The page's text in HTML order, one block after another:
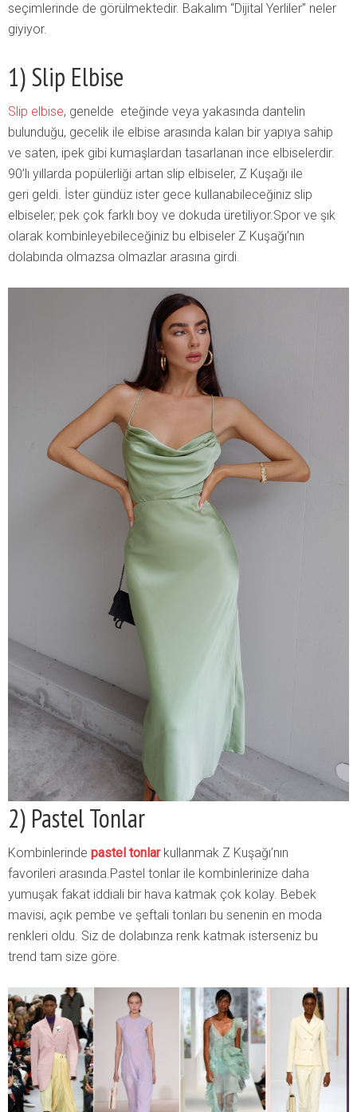
seçimlerinde de görülmektedir. Bakalım “Dijital Yerliler” neler
giyiyor.
1) Slip Elbise
Slip elbise, genelde eteğinde veya yakasında dantelin
bulunduğu, gecelik ile elbise arasında kalan bir yapıya sahip
ve saten, ipek gibi kumaşlardan tasarlanan ince elbiselerdir.
90’lı yıllarda popülerliği artan slip elbiseler, Z Kuşağı ile
geri geldi. İster gündüz ister gece kullanabileceğiniz slip
elbiseler, pek çok farklı boy ve dokuda üretiliyor.Spor ve şık
olarak kombinleyebileceğiniz bu elbiseler Z Kuşağı’nın
dolabında olmazsa olmazlar arasına girdi.
2) Pastel Tonlar
Kombinlerinde pastel tonlarkullanmak Z Kuşağı’nın
favorileri arasında.Pastel tonlar ile kombinlerinize daha
yumuşak fakat iddiali bir hava katmak çok kolay. Bebek
mavisi, açık pembe ve şeftali tonları bu senenin en moda
renkleri oldu. Siz de dolabınza renk katmak isterseniz bu
trend tam size göre.